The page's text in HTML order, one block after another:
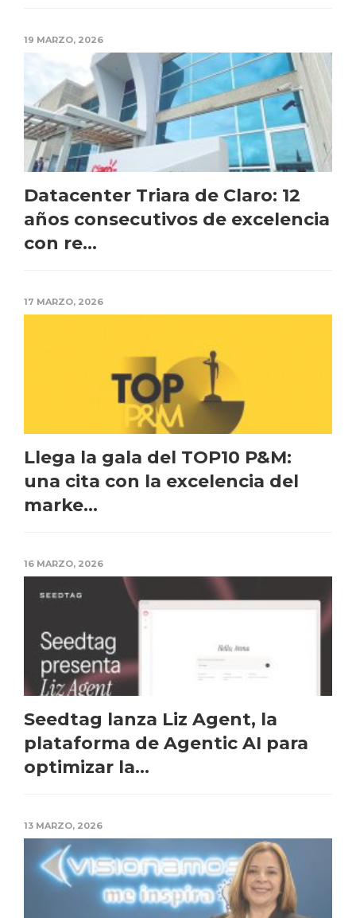
19 MARZO, 2026
Datacenter Triara de Claro: 12
años consecutivos de excelencia
con re...
17 MARZO, 2026
Llega la gala del TOP10 P&M:
una cita con la excelencia del
marke...
16 MARZO, 2026
Seedtag lanza Liz Agent, la
plataforma de Agentic AI para
optimizar la...
13 MARZO, 2026